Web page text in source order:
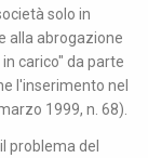
solo in
alla abrogazione
carico" da parte
l'inserimento nel
1999, n. 68).
problema del